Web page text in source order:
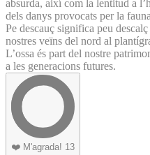
absurda, així com la lentitud a
dels danys provocats per la
Pe descauç significa peu
nostres veïns del nord al
L’ossa és part del nostre
a les generacions futures.
❤️ M'agrada! 13